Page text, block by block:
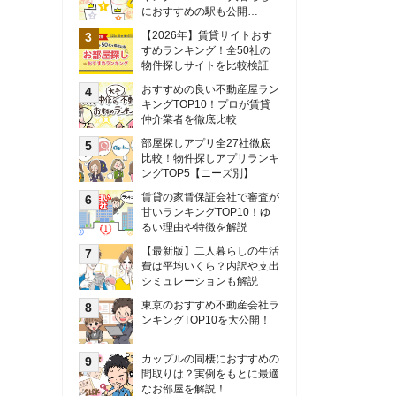
甘いランキングTOP10！ゆ
るい理由や特徴を解説
【最新版】二人暮らしの生活
費は平均いくら？内訳や支出
シミュレーションも解説
東京のおすすめ不動産会社ラ
ンキングTOP10を大公開！
カップルの同棲におすすめの
間取りは？実例をもとに最適
なお部屋を解説！
シングルマザーの生活費は平
均いくら？母子家庭の収入や
支援制度についても解説